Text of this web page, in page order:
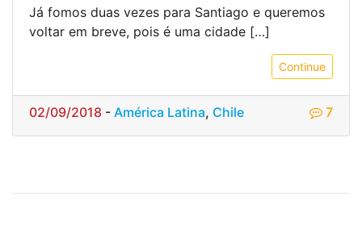
Já fomos duas vezes para Santiago e queremos
voltar em breve, pois é uma cidade […]
Continue
02/09/2018 - América Latina, Chile 7